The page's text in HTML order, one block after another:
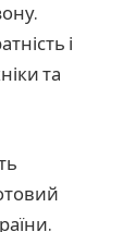
і
та